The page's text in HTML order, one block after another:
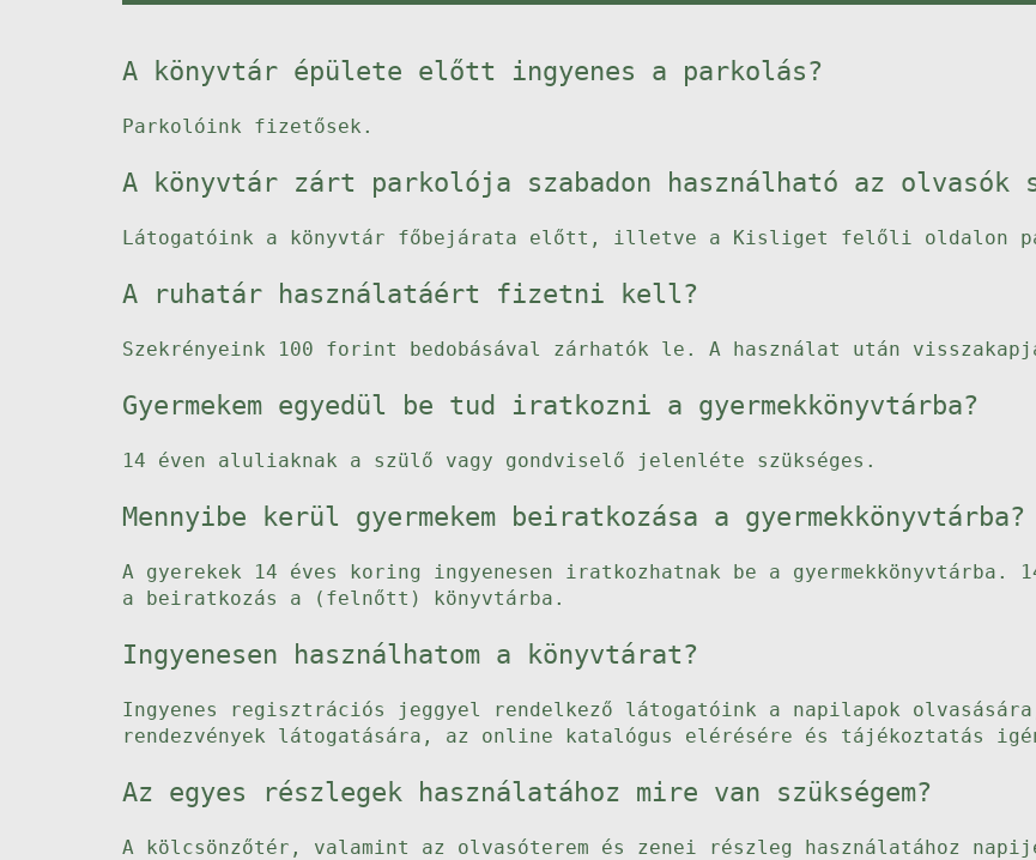
A könyvtár épülete előtt ingyenes a parkolás?
Parkolóink fizetősek.
A könyvtár zárt parkolója szabadon használható az olvasók
Látogatóink a könyvtár főbejárata előtt, illetve a Kisliget felőli oldalon
A ruhatár használatáért fizetni kell?
Szekrényeink 100 forint bedobásával zárhatók le. A használat után
Gyermekem egyedül be tud iratkozni a gyermekkönyvtárba?
14 éven aluliaknak a szülő vagy gondviselő jelenléte szükséges.
Mennyibe kerül gyermekem beiratkozása a gyermekkönyvtárba?
A gyerekek 14 éves koring ingyenesen iratkozhatnak be a gyermekkönyvtárba.
a beiratkozás a (felnőtt) könyvtárba.
Ingyenesen használhatom a könyvtárat?
Ingyenes regisztrációs jeggyel rendelkező látogatóink a napilapok
rendezvények látogatására, az online katalógus elérésére és tájékoztatás
Az egyes részlegek használatához mire van szükségem?
A kölcsönzőtér, valamint az olvasóterem és zenei részleg használatához